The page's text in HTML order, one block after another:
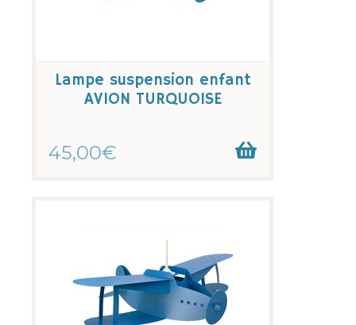
Lampe suspension enfant
AVION TURQUOISE
45,00€